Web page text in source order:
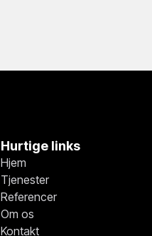
Hurtige links
Hjem
Tjenester
Referencer
Om os
Kontakt